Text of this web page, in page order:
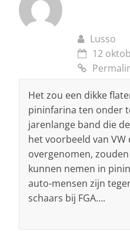
Lusso
12
Het zou een dikke
pininfarina ten onder
jarenlange band die
het voorbeeld van
overgenomen,
kunnen nemen in
auto-mensen zijn
schaars bij FGA….